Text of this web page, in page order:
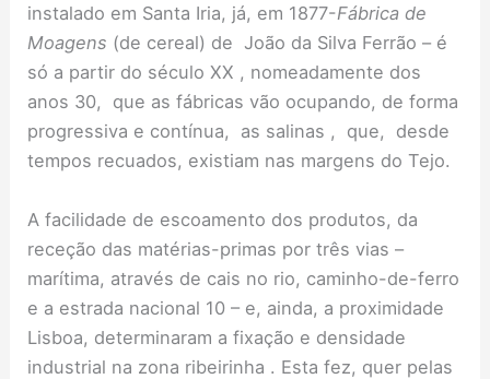
instalado em Santa Iria, já, em 1877-Fábrica de
Moagens (de cereal) de João da Silva Ferrão – é
só a partir do século XX , nomeadamente dos
anos 30, que as fábricas vão ocupando, de forma
progressiva e contínua, as salinas , que, desde
tempos recuados, existiam nas margens do Tejo.
A facilidade de escoamento dos produtos, da
receção das matérias-primas por três vias –
marítima, através de cais no rio, caminho-de-ferro
e a estrada nacional 10 – e, ainda, a proximidade
Lisboa, determinaram a fixação e densidade
industrial na zona ribeirinha . Esta fez, quer pelas